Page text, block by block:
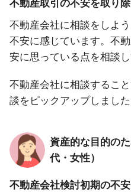
不動産取引の不安を取り
不動産会社に相談をしよ
不安に感じています。不
安に思っている点を相談し
不動産会社に相談するこ
談をピックアップしました
資産的な目的の
代・女性）
不動産会社検討初期の不